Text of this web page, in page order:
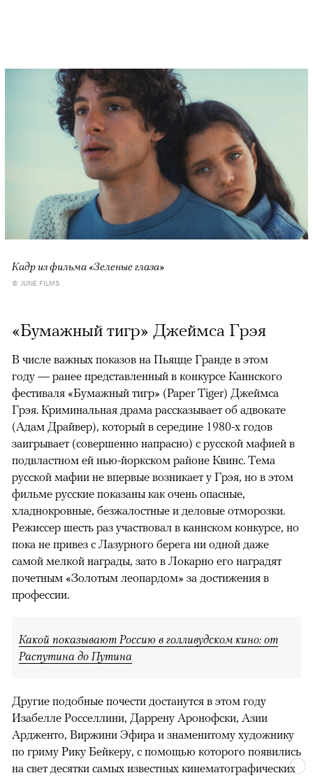
Кадр из фильма «Зеленые глаза»
© JUNE FILMS
«Бумажный тигр» Джеймса Грэя
В числе важных показов на Пьяцце Гранде в этом
году — ранее представленный в конкурсе Каннского
фестиваля «Бумажный тигр» (Paper Tiger) Джеймса
Грэя. Криминальная драма рассказывает об адвокате
(Адам Драйвер), который в середине 1980-х годов
заигрывает (совершенно напрасно) с русской мафией в
подвластном ей нью-йоркском районе Квинс. Тема
русской мафии не впервые возникает у Грэя, но в этом
фильме русские показаны как очень опасные,
хладнокровные, безжалостные и деловые отморозки.
Режиссер шесть раз участвовал в каннском конкурсе, но
пока не привез с Лазурного берега ни одной даже
самой мелкой награды, зато в Локарно его наградят
почетным «Золотым леопардом» за достижения в
профессии.
Какой показывают Россию в голливудском кино: от
Распутина до Путина
Другие подобные почести достанутся в этом году
Изабелле Росселлини, Даррену Аронофски, Азии
Ардженто, Виржини Эфира и знаменитому художнику
по гриму Рику Бейкеру, с помощью которого появились
на свет десятки самых известных кинематографических